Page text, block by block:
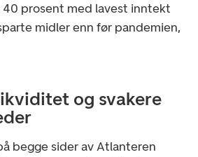
40 prosent med lavest inntekt
midler enn før pandemien,
og svakere
begge sider av Atlanteren